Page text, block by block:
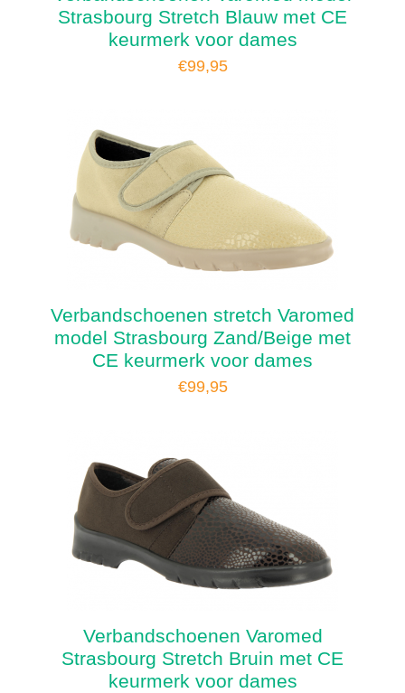
Strasbourg Stretch Blauw met CE
keurmerk voor dames
€99,95
Verbandschoenen stretch Varomed
model Strasbourg Zand/Beige met
CE keurmerk voor dames
€99,95
Verbandschoenen Varomed
Strasbourg Stretch Bruin met CE
keurmerk voor dames